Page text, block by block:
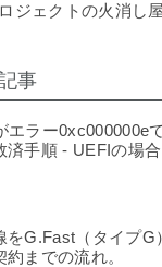
ジェクトの火消し
事
エラー0xc000000e
済手順 - UEFIの場合
をG.Fast（タイプG
までの流れ。